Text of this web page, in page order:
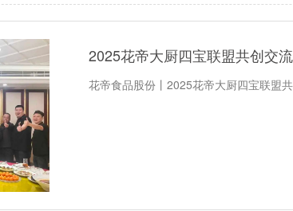
2025花帝大厨四宝联盟共创交流
花帝食品股份丨2025花帝大厨四宝联盟共